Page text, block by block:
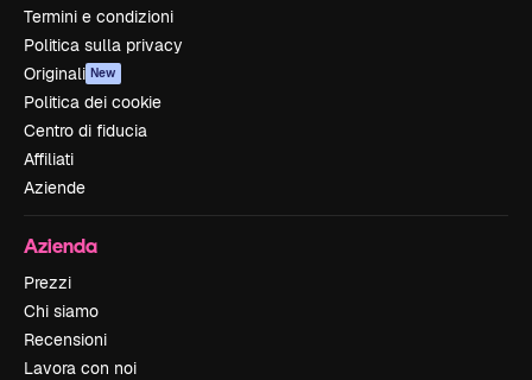
Termini e condizioni
Politica sulla privacy
Originali New
Politica dei cookie
Centro di fiducia
Affiliati
Aziende
Azienda
Prezzi
Chi siamo
Recensioni
Lavora con noi